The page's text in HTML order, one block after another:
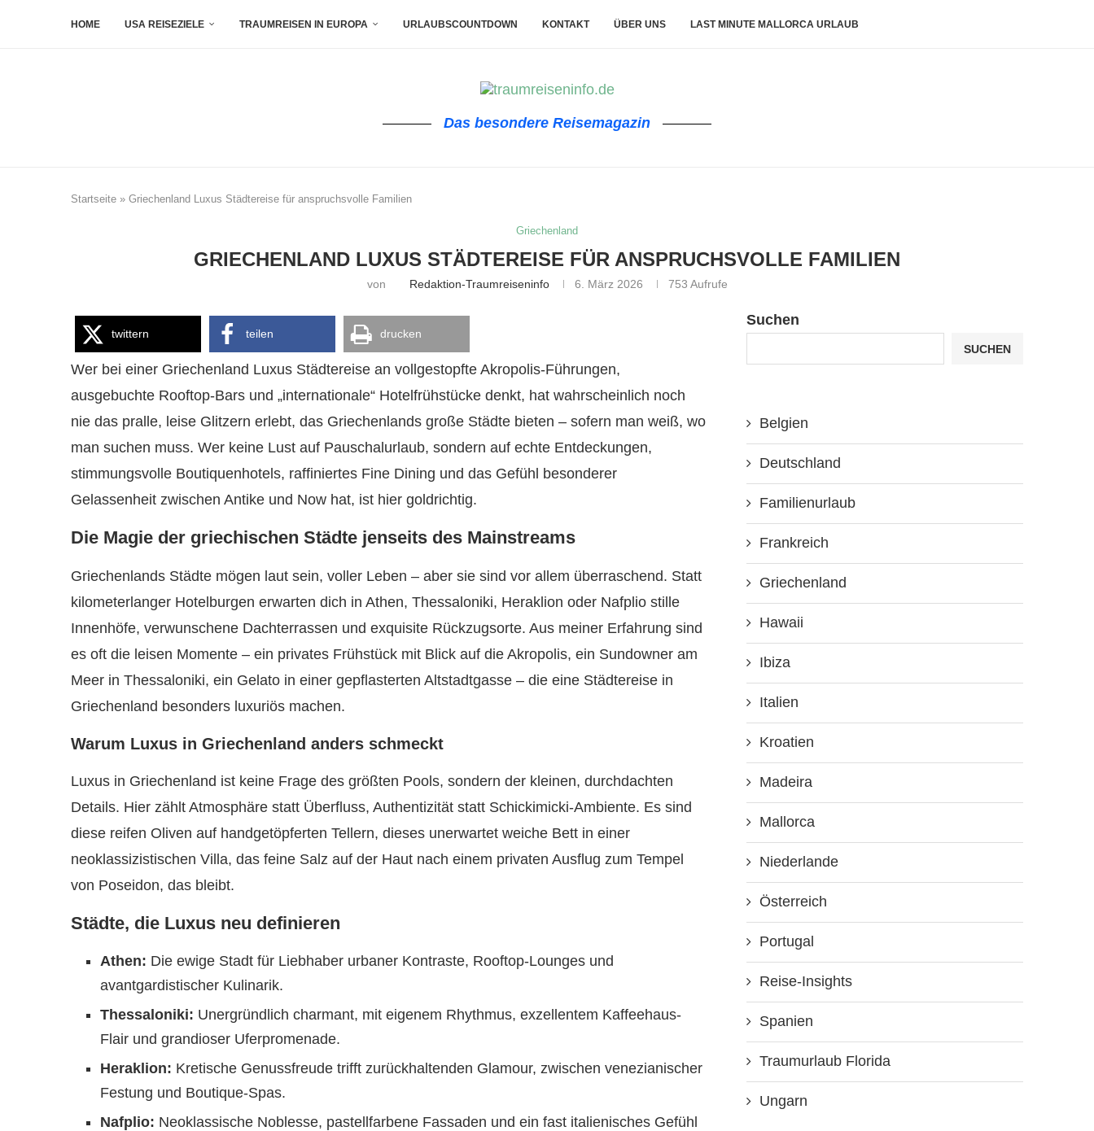
HOME USA REISEZIELE TRAUMREISEN IN EUROPA URLAUBSCOUNTDOWN KONTAKT ÜBER UNS LAST MINUTE MALLORCA URLAUB
Das besondere Reisemagazin
Startseite » Griechenland Luxus Städtereise für anspruchsvolle Familien
Griechenland
GRIECHENLAND LUXUS STÄDTEREISE FÜR ANSPRUCHSVOLLE FAMILIEN
von Redaktion-Traumreiseninfo 6. März 2026 753 Aufrufe
twittern teilen drucken
Wer bei einer Griechenland Luxus Städtereise an vollgestopfte Akropolis-Führungen,
ausgebuchte Rooftop-Bars und „internationale“ Hotelfrühstücke denkt, hat wahrscheinlich noch
nie das pralle, leise Glitzern erlebt, das Griechenlands große Städte bieten – sofern man weiß, wo
man suchen muss. Wer keine Lust auf Pauschalurlaub, sondern auf echte Entdeckungen,
stimmungsvolle Boutiquenhotels, raffiniertes Fine Dining und das Gefühl besonderer
Gelassenheit zwischen Antike und Now hat, ist hier goldrichtig.
Die Magie der griechischen Städte jenseits des Mainstreams
Griechenlands Städte mögen laut sein, voller Leben – aber sie sind vor allem überraschend. Statt
kilometerlanger Hotelburgen erwarten dich in Athen, Thessaloniki, Heraklion oder Nafplio stille
Innenhöfe, verwunschene Dachterrassen und exquisite Rückzugsorte. Aus meiner Erfahrung sind
es oft die leisen Momente – ein privates Frühstück mit Blick auf die Akropolis, ein Sundowner am
Meer in Thessaloniki, ein Gelato in einer gepflasterten Altstadtgasse – die eine Städtereise in
Griechenland besonders luxuriös machen.
Warum Luxus in Griechenland anders schmeckt
Luxus in Griechenland ist keine Frage des größten Pools, sondern der kleinen, durchdachten
Details. Hier zählt Atmosphäre statt Überfluss, Authentizität statt Schickimicki-Ambiente. Es sind
diese reifen Oliven auf handgetöpferten Tellern, dieses unerwartet weiche Bett in einer
neoklassizistischen Villa, das feine Salz auf der Haut nach einem privaten Ausflug zum Tempel
von Poseidon, das bleibt.
Städte, die Luxus neu definieren
Athen: Die ewige Stadt für Liebhaber urbaner Kontraste, Rooftop-Lounges und
avantgardistischer Kulinarik.
Thessaloniki: Unergründlich charmant, mit eigenem Rhythmus, exzellentem Kaffeehaus-
Flair und grandioser Uferpromenade.
Heraklion: Kretische Genussfreude trifft zurückhaltenden Glamour, zwischen venezianischer
Festung und Boutique-Spas.
Nafplio: Neoklassische Noblesse, pastellfarbene Fassaden und ein fast italienisches Gefühl
Suchen
SUCHEN
Belgien
Deutschland
Familienurlaub
Frankreich
Griechenland
Hawaii
Ibiza
Italien
Kroatien
Madeira
Mallorca
Niederlande
Österreich
Portugal
Reise-Insights
Spanien
Traumurlaub Florida
Ungarn